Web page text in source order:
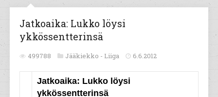
Jatkoaika: Lukko löysi
ykkössentterinsä
499788 Jääkiekko - Liiga 6.6.2012
Jatkoaika: Lukko löysi
ykkössentterinsä